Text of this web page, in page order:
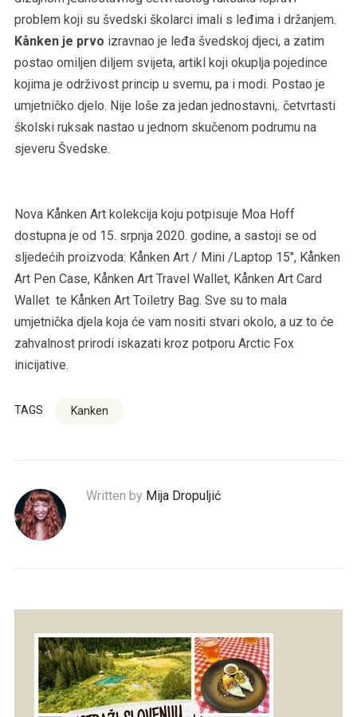
problem koji su švedski školarci imali s leđima i držanjem.
Kånken je prvo izravnao je leđa švedskoj djeci, a zatim
postao omiljen diljem svijeta, artikl koji okuplja pojedince
kojima je održivost princip u svemu, pa i modi. Postao je
umjetničko djelo. Nije loše za jedan jednostavni,. četvrtasti
školski ruksak nastao u jednom skučenom podrumu na
sjeveru Švedske.
Nova Kånken Art kolekcija koju potpisuje Moa Hoff
dostupna je od 15. srpnja 2020. godine, a sastoji se od
sljedećih proizvoda: Kånken Art / Mini /Laptop 15″, Kånken
Art Pen Case, Kånken Art Travel Wallet, Kånken Art Card
Wallet te Kånken Art Toiletry Bag. Sve su to mala
umjetnička djela koja će vam nositi stvari okolo, a uz to će
zahvalnost prirodi iskazati kroz potporu Arctic Fox
inicijative.
TAGS Kanken
Written by Mija Dropuljić